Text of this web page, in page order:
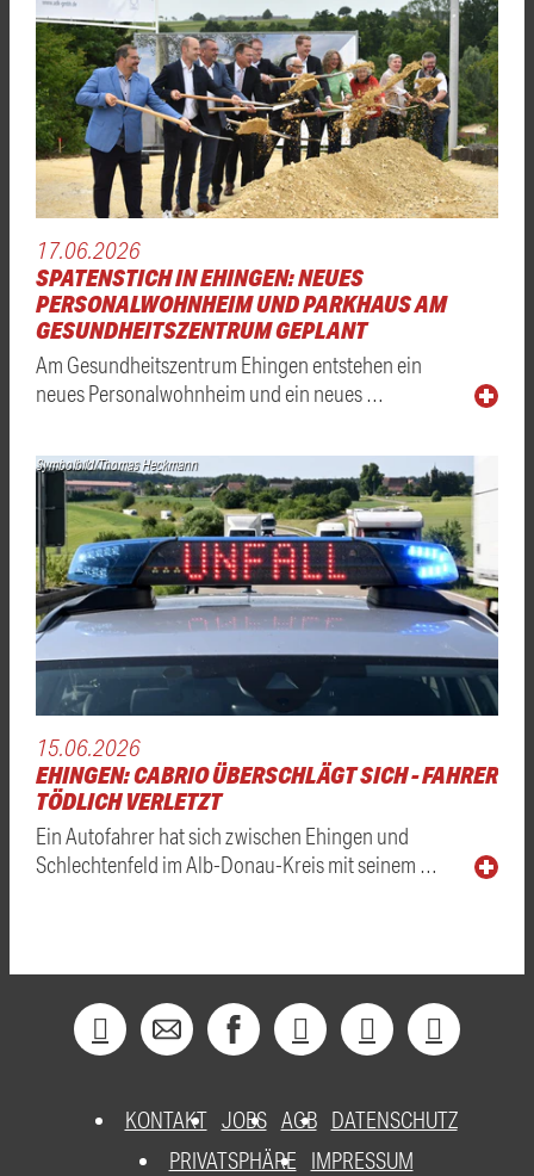
17.06.2026
SPATENSTICH IN EHINGEN: NEUES
PERSONALWOHNHEIM UND PARKHAUS AM
GESUNDHEITSZENTRUM GEPLANT
Am Gesundheitszentrum Ehingen entstehen ein
neues Personalwohnheim und ein neues …
Symbolbild/Thomas Heckmann
15.06.2026
EHINGEN: CABRIO ÜBERSCHLÄGT SICH - FAHRER
TÖDLICH VERLETZT
Ein Autofahrer hat sich zwischen Ehingen und
Schlechtenfeld im Alb-Donau-Kreis mit seinem …
KONTAKT JOBS AGB DATENSCHUTZ
PRIVATSPHÄRE
IMPRESSUM